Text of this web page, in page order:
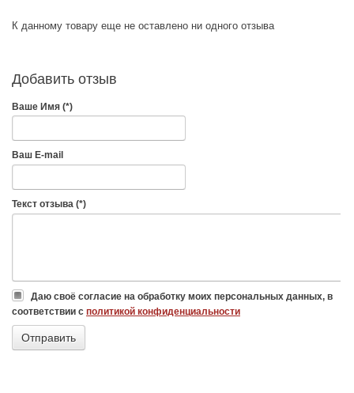
К данному товару еще не оставлено ни одного отзыва
Добавить отзыв
Ваше Имя (*)
Ваш E-mail
Текст отзыва (*)
Даю своё согласие на обработку моих персональных данных, в
соответствии с политикой конфиденциальности